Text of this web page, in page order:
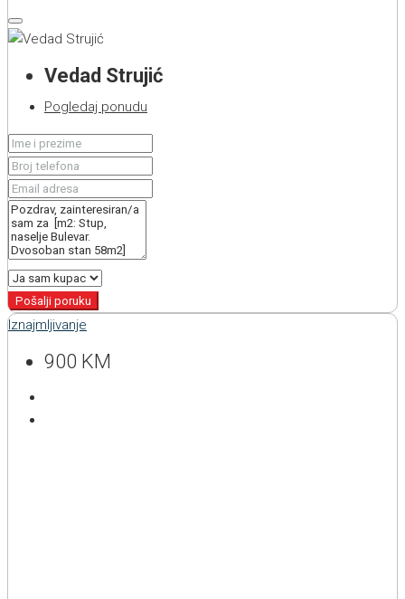
Vedad Strujić
Pogledaj ponudu
Pošalji poruku
Iznajmljivanje
900 KM